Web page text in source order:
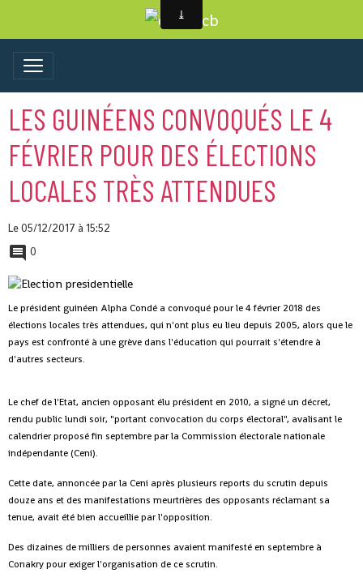
LES GUINÉENS CONVOQUÉS LE 4
FÉVRIER POUR DES ÉLECTIONS
LOCALES TRÈS ATTENDUES
Le 05/12/2017 à 15:52
0
Le président guinéen Alpha Condé a convoqué pour le 4 février 2018 des
élections locales très attendues, qui n'ont plus eu lieu depuis 2005, alors que le
pays est confronté à une grève dans l'éducation qui pourrait s'étendre à
d'autres secteurs.
Le chef de l'Etat, ancien opposant élu président en 2010, a signé un décret,
rendu public lundi soir, "portant convocation du corps électoral", avalisant le
calendrier proposé fin septembre par la Commission électorale nationale
indépendante (Ceni).
Cette date, annoncée par la Ceni après plusieurs reports du scrutin depuis
douze ans et des manifestations meurtrières des opposants réclamant sa
tenue, avait été bien accueillie par l'opposition.
Des dizaines de milliers de personnes avaient manifesté en septembre à
Conakry pour exiger l'organisation de ce scrutin.